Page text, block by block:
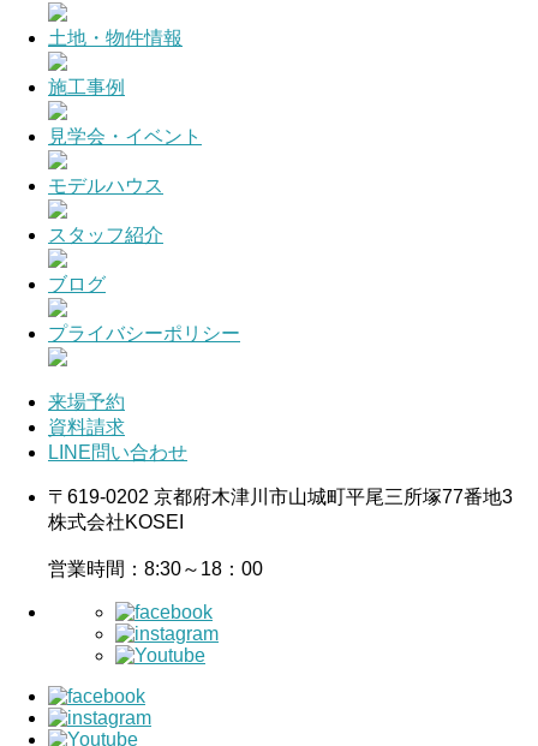
土地・物件情報
施工事例
見学会・イベント
モデルハウス
スタッフ紹介
ブログ
プライバシーポリシー
来場予約
資料請求
LINE問い合わせ
〒619-0202 京都府木津川市山城町平尾三所塚77番地3
株式会社KOSEI
営業時間：8:30～18：00